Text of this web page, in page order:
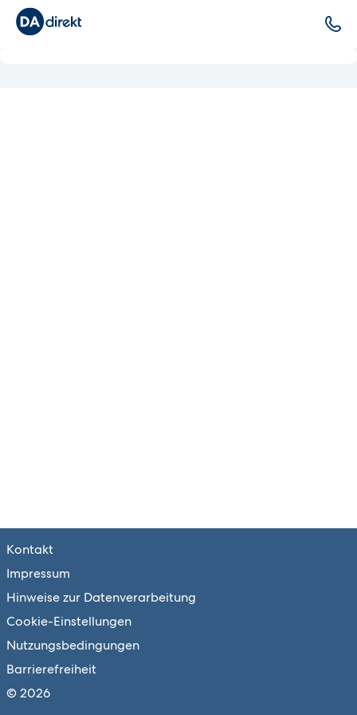
Kontakt
Impressum
Hinweise zur Datenverarbeitung
Cookie-Einstellungen
Nutzungsbedingungen
Barrierefreiheit
© 2026